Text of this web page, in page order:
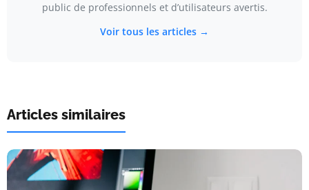
public de professionnels et d’utilisateurs avertis.
Voir tous les articles →
Articles similaires